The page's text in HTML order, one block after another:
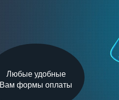
Любые удобные
Вам формы оплаты